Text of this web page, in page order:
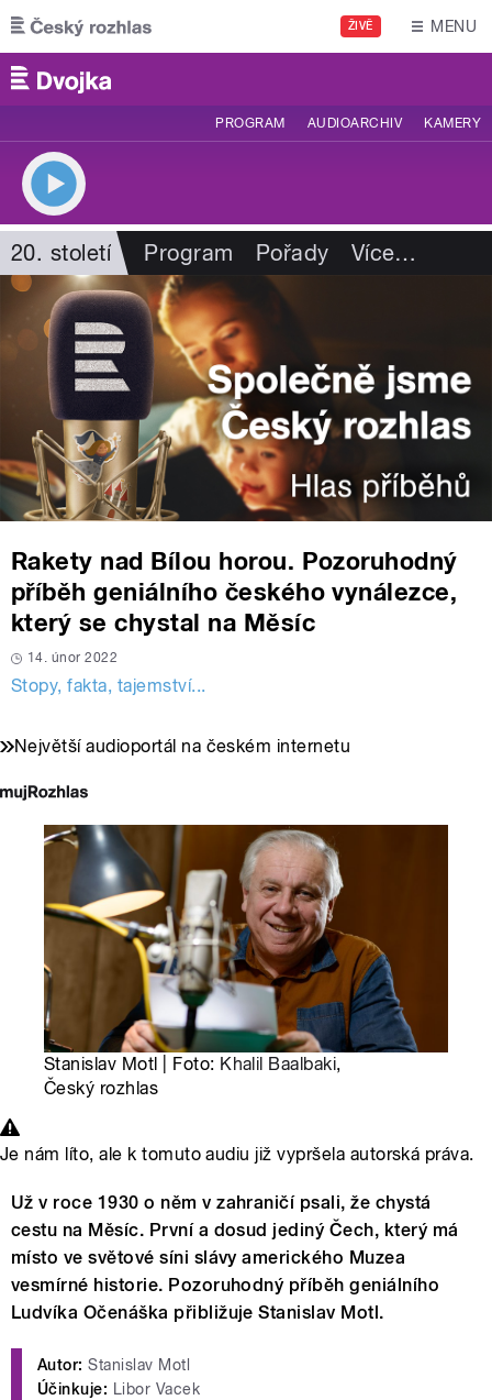
Přejít k hlavnímu obsahu
ŽIVĚ MENU
PROGRAM AUDIOARCHIV KAMERY
20. století Program Pořady Více…
Rakety nad Bílou horou. Pozoruhodný
příběh geniálního českého vynálezce,
který se chystal na Měsíc
14. únor 2022
Stopy, fakta, tajemství...
Největší audioportál na českém internetu
Stanislav Motl | Foto: Khalil Baalbaki,
Český rozhlas
Je nám líto, ale k tomuto audiu již vypršela autorská práva.
Už v roce 1930 o něm v zahraničí psali, že chystá
cestu na Měsíc. První a dosud jediný Čech, který má
místo ve světové síni slávy amerického Muzea
vesmírné historie. Pozoruhodný příběh geniálního
Ludvíka Očenáška přibližuje Stanislav Motl.
Autor: Stanislav Motl
Účinkuje: Libor Vacek